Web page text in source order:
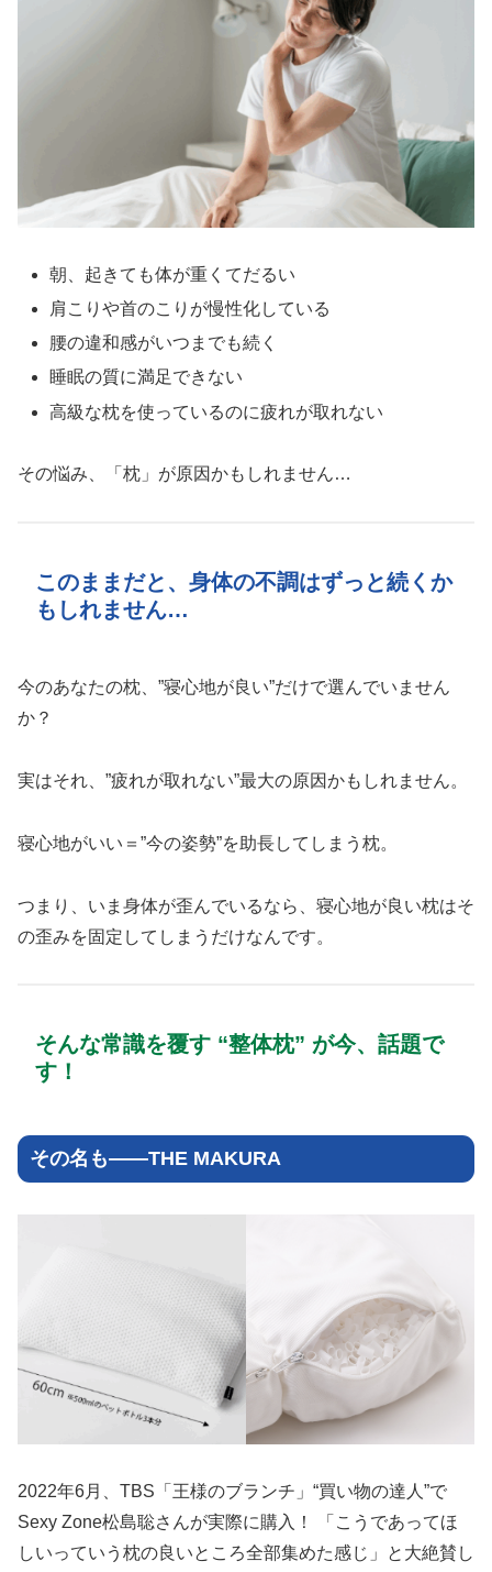
朝、起きても体が重くてだるい
肩こりや首のこりが慢性化している
腰の違和感がいつまでも続く
睡眠の質に満足できない
高級な枕を使っているのに疲れが取れない
その悩み、「枕」が原因かもしれません…
このままだと、身体の不調はずっと続くか
もしれません…
今のあなたの枕、”寝心地が良い”だけで選んでいません
か？
実はそれ、”疲れが取れない”最大の原因かもしれません。
寝心地がいい＝”今の姿勢”を助長してしまう枕。
つまり、いま身体が歪んでいるなら、寝心地が良い枕はそ
の歪みを固定してしまうだけなんです。
そんな常識を覆す “整体枕” が今、話題で
す！
その名も――THE MAKURA
2022年6月、TBS「王様のブランチ」“買い物の達人”で
Sexy Zone松島聡さんが実際に購入！ 「こうであってほ
しいっていう枕の良いところ全部集めた感じ」と大絶賛し